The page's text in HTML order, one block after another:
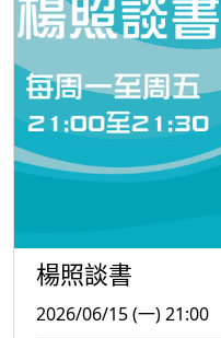
楊照談書
2026/06/15 (一) 21:00